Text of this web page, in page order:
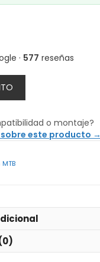
· 577 reseñas
o montaje?
este producto →